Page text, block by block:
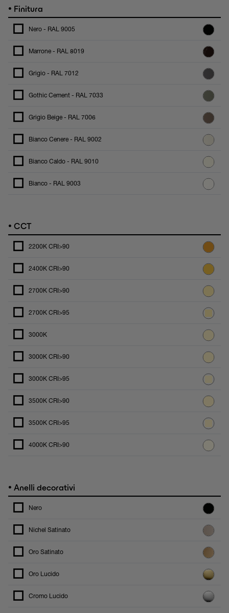
• Finitura
Nero - RAL 9005
Marrone - RAL 8019
Grigio - RAL 7012
Gothic Cement - RAL 7033
Grigio Beige - RAL 7006
Bianco Cenere - RAL 9002
Bianco Caldo - RAL 9010
Bianco - RAL 9003
• CCT
2200K CRI>90
2400K CRI>90
2700K CRI>90
2700K CRI>95
3000K
3000K CRI>90
3000K CRI>95
3500K CRI>90
3500K CRI>95
4000K CRI>90
• Anelli decorativi
Nero
Nichel Satinato
Oro Satinato
Oro Lucido
Cromo Lucido